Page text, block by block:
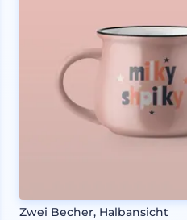
Zwei Becher, Halbansicht